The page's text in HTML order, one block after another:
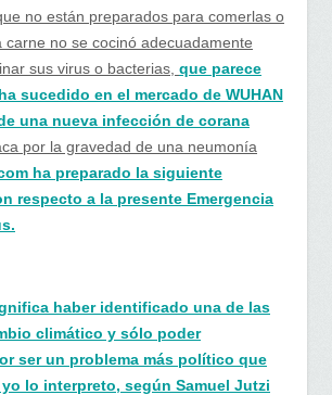
no están preparados para comerlas o
carne no se cocinó adecuadamente
sus virus o bacterias, que parece
sucedido en el mercado de WUHAN
una nueva infección de corana
por la gravedad de una neumonía
ha preparado la siguiente
respecto a la presente Emergencia
haber identificado una de las
climático y sólo poder
ser un problema más político que
lo interpreto, según Samuel Jutzi